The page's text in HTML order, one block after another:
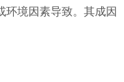
环境因素导致。其成因